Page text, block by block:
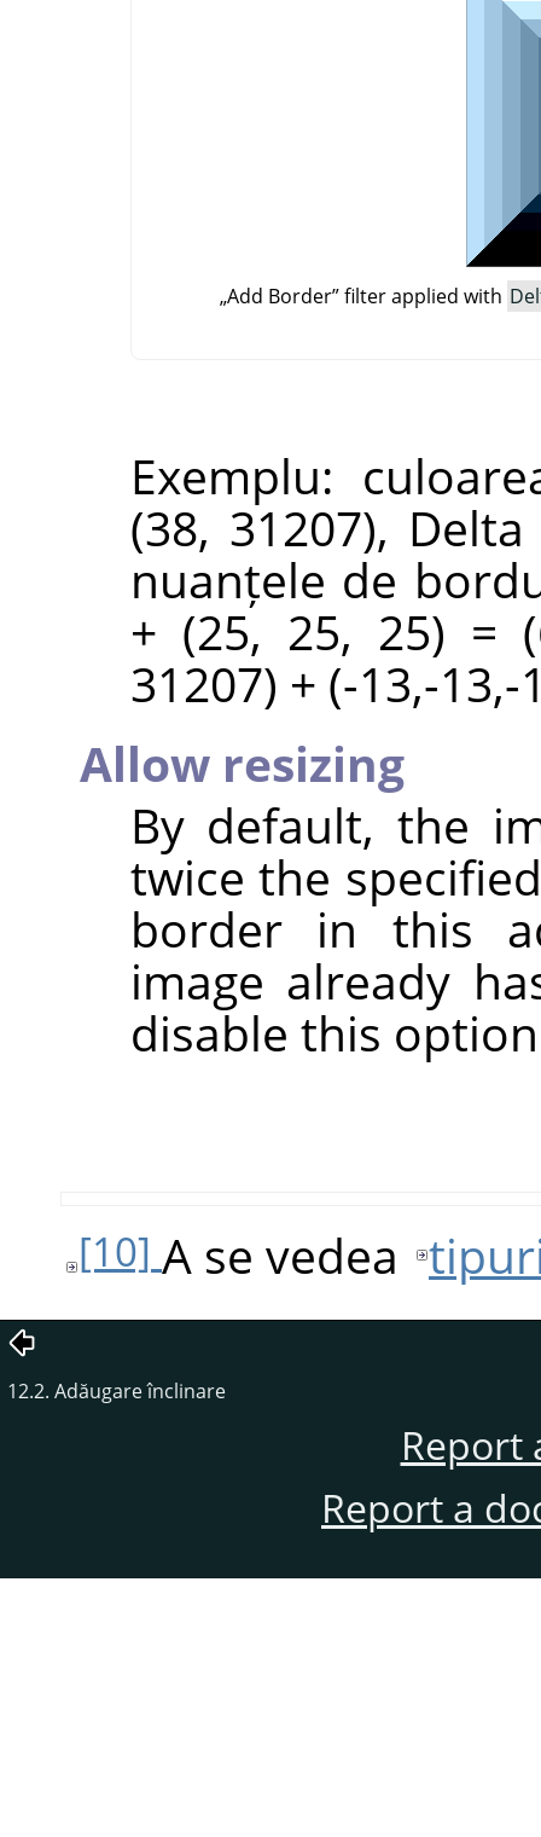
„Add Border”filter applied with
Exemplu:
(38, 31207),
nuanțele de
+ (25, 25, 25) =
31207) + (-13,-
Allow resizing
By default, the
twice the
border in this
image already
disable this
[10] A se vedea
12.2. Adăugare înclinare
Report
Report a